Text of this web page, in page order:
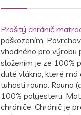
Prošitý chránič
poškozením.
vhodného pro výrobu
složením je ze 100%
duté vlákno, které
tuhosti rouna. Rouno
100% polyesteru.
chrániče. Chránič je